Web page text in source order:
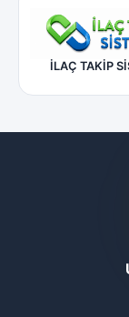
İLAÇ TAKİP